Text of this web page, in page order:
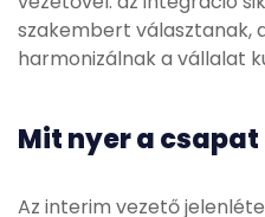
szakembert választanak,
harmonizálnak a vállalat
Mit nyer a
Az interim vezető